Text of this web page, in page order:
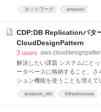
データをインターネッ
性質がある。大量データをイ
ンの説明 クライアントからイ
送するのではなく、仮想サーバ
らインターネットストレージへ
プロトコル）を使うことができ
量にある場合は、クライアン
転送後に解凍してイン
ネットワーク amazon
CDP:DB Replicationパタ
CloudDesignPattern
3 users
解決したい課題 システムにと
ータベースに格納すること。
ション機能を使うことも増え
とが多かった。しかしながら
amazon_rds infrastructure